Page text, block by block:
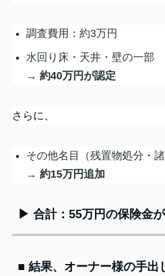
調査費用：約3万円
水回り床・天井・壁の一部
→ 約40万円が認定
さらに、
その他名目（残置物処分・諸
→ 約15万円追加
▶ 合計：55万円の保険金
■ 結果、オーナー様の手出